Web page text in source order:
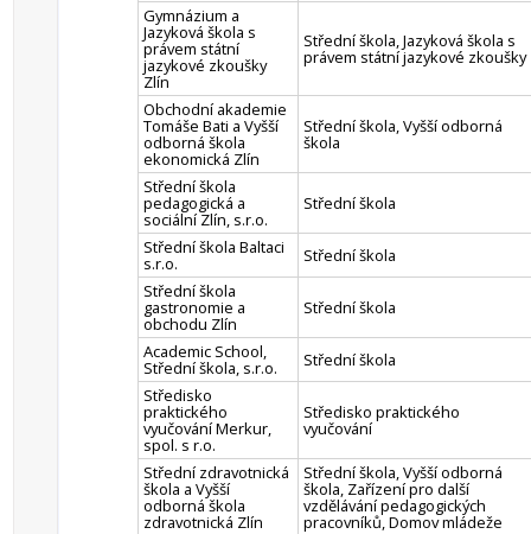
Gymnázium a
Jazyková škola s
právem státní
jazykové zkoušky
Zlín
Střední škola, Jazyková škola s
právem státní jazykové zkoušky
Obchodní akademie
Tomáše Bati a Vyšší
odborná škola
ekonomická Zlín
Střední škola, Vyšší odborná
škola
Střední škola
pedagogická a
sociální Zlín, s.r.o.
Střední škola
Střední škola Baltaci
s.r.o.
Střední škola
Střední škola
gastronomie a
obchodu Zlín
Střední škola
Academic School,
Střední škola, s.r.o.
Střední škola
Středisko
praktického
vyučování Merkur,
spol. s r.o.
Středisko praktického
vyučování
Střední zdravotnická
škola a Vyšší
odborná škola
zdravotnická Zlín
Střední škola, Vyšší odborná
škola, Zařízení pro další
vzdělávání pedagogických
pracovníků, Domov mládeže